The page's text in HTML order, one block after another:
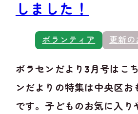
しました！
ボランティア 更新
ボラセンだより3月号はこ
ンだよりの特集は中央区お
です。子どものお気に入り